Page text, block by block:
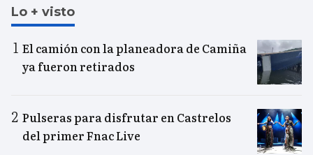
Lo + visto
El camión con la planeadora de Camiña
ya fueron retirados
Pulseras para disfrutar en Castrelos
del primer Fnac Live